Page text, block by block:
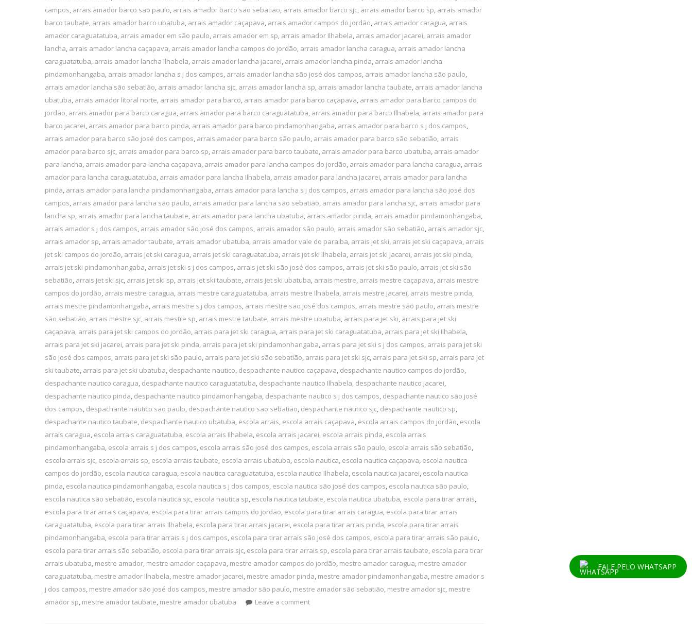
FALE PELO WHATSAPP
campos, arrais amador barco são paulo, arrais amador barco são sebatião, arrais amador barco sjc, arrais amador barco sp, arrais amador
barco taubate, arrais amador barco ubatuba, arrais amador caçapava, arrais amador campos do jordão, arrais amador caragua, arrais
amador caraguatatuba, arrais amador em são paulo, arrais amador em sp, arrais amador Ilhabela, arrais amador jacarei, arrais amador
lancha, arrais amador lancha caçapava, arrais amador lancha campos do jordão, arrais amador lancha caragua, arrais amador lancha
caraguatatuba, arrais amador lancha Ilhabela, arrais amador lancha jacarei, arrais amador lancha pinda, arrais amador lancha
pindamonhangaba, arrais amador lancha s j dos campos, arrais amador lancha são josé dos campos, arrais amador lancha são paulo,
arrais amador lancha são sebatião, arrais amador lancha sjc, arrais amador lancha sp, arrais amador lancha taubate, arrais amador lancha
ubatuba, arrais amador litoral norte, arrais amador para barco, arrais amador para barco caçapava, arrais amador para barco campos do
jordão, arrais amador para barco caragua, arrais amador para barco caraguatatuba, arrais amador para barco Ilhabela, arrais amador para
barco jacarei, arrais amador para barco pinda, arrais amador para barco pindamonhangaba, arrais amador para barco s j dos campos,
arrais amador para barco são josé dos campos, arrais amador para barco são paulo, arrais amador para barco são sebatião, arrais
amador para barco sjc, arrais amador para barco sp, arrais amador para barco taubate, arrais amador para barco ubatuba, arrais amador
para lancha, arrais amador para lancha caçapava, arrais amador para lancha campos do jordão, arrais amador para lancha caragua, arrais
amador para lancha caraguatatuba, arrais amador para lancha Ilhabela, arrais amador para lancha jacarei, arrais amador para lancha
pinda, arrais amador para lancha pindamonhangaba, arrais amador para lancha s j dos campos, arrais amador para lancha são josé dos
campos, arrais amador para lancha são paulo, arrais amador para lancha são sebatião, arrais amador para lancha sjc, arrais amador para
lancha sp, arrais amador para lancha taubate, arrais amador para lancha ubatuba, arrais amador pinda, arrais amador pindamonhangaba,
arrais amador s j dos campos, arrais amador são josé dos campos, arrais amador são paulo, arrais amador são sebatião, arrais amador sjc,
arrais amador sp, arrais amador taubate, arrais amador ubatuba, arrais amador vale do paraiba, arrais jet ski, arrais jet ski caçapava, arrais
jet ski campos do jordão, arrais jet ski caragua, arrais jet ski caraguatatuba, arrais jet ski Ilhabela, arrais jet ski jacarei, arrais jet ski pinda,
arrais jet ski pindamonhangaba, arrais jet ski s j dos campos, arrais jet ski são josé dos campos, arrais jet ski são paulo, arrais jet ski são
sebatião, arrais jet ski sjc, arrais jet ski sp, arrais jet ski taubate, arrais jet ski ubatuba, arrais mestre, arrais mestre caçapava, arrais mestre
campos do jordão, arrais mestre caragua, arrais mestre caraguatatuba, arrais mestre Ilhabela, arrais mestre jacarei, arrais mestre pinda,
arrais mestre pindamonhangaba, arrais mestre s j dos campos, arrais mestre são josé dos campos, arrais mestre são paulo, arrais mestre
são sebatião, arrais mestre sjc, arrais mestre sp, arrais mestre taubate, arrais mestre ubatuba, arrais para jet ski, arrais para jet ski
caçapava, arrais para jet ski campos do jordão, arrais para jet ski caragua, arrais para jet ski caraguatatuba, arrais para jet ski Ilhabela,
arrais para jet ski jacarei, arrais para jet ski pinda, arrais para jet ski pindamonhangaba, arrais para jet ski s j dos campos, arrais para jet ski
são josé dos campos, arrais para jet ski são paulo, arrais para jet ski são sebatião, arrais para jet ski sjc, arrais para jet ski sp, arrais para jet
ski taubate, arrais para jet ski ubatuba, despachante nautico, despachante nautico caçapava, despachante nautico campos do jordão,
despachante nautico caragua, despachante nautico caraguatatuba, despachante nautico Ilhabela, despachante nautico jacarei,
despachante nautico pinda, despachante nautico pindamonhangaba, despachante nautico s j dos campos, despachante nautico são josé
dos campos, despachante nautico são paulo, despachante nautico são sebatião, despachante nautico sjc, despachante nautico sp,
despachante nautico taubate, despachante nautico ubatuba, escola arrais, escola arrais caçapava, escola arrais campos do jordão, escola
arrais caragua, escola arrais caraguatatuba, escola arrais Ilhabela, escola arrais jacarei, escola arrais pinda, escola arrais
pindamonhangaba, escola arrais s j dos campos, escola arrais são josé dos campos, escola arrais são paulo, escola arrais são sebatião,
escola arrais sjc, escola arrais sp, escola arrais taubate, escola arrais ubatuba, escola nautica, escola nautica caçapava, escola nautica
campos do jordão, escola nautica caragua, escola nautica caraguatatuba, escola nautica Ilhabela, escola nautica jacarei, escola nautica
pinda, escola nautica pindamonhangaba, escola nautica s j dos campos, escola nautica são josé dos campos, escola nautica são paulo,
escola nautica são sebatião, escola nautica sjc, escola nautica sp, escola nautica taubate, escola nautica ubatuba, escola para tirar arrais,
escola para tirar arrais caçapava, escola para tirar arrais campos do jordão, escola para tirar arrais caragua, escola para tirar arrais
caraguatatuba, escola para tirar arrais Ilhabela, escola para tirar arrais jacarei, escola para tirar arrais pinda, escola para tirar arrais
pindamonhangaba, escola para tirar arrais s j dos campos, escola para tirar arrais são josé dos campos, escola para tirar arrais são paulo,
escola para tirar arrais são sebatião, escola para tirar arrais sjc, escola para tirar arrais sp, escola para tirar arrais taubate, escola para tirar
arrais ubatuba, mestre amador, mestre amador caçapava, mestre amador campos do jordão, mestre amador caragua, mestre amador
caraguatatuba, mestre amador Ilhabela, mestre amador jacarei, mestre amador pinda, mestre amador pindamonhangaba, mestre amador s
j dos campos, mestre amador são josé dos campos, mestre amador são paulo, mestre amador são sebatião, mestre amador sjc, mestre
amador sp, mestre amador taubate, mestre amador ubatuba Leave a comment